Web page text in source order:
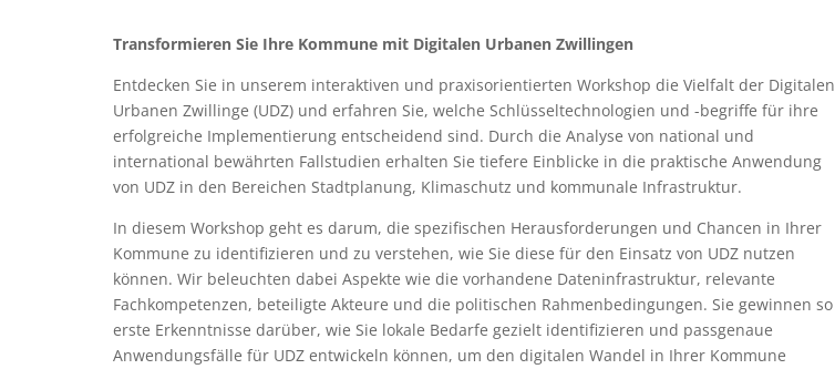
Transformieren Sie Ihre Kommune mit Digitalen Urbanen Zwillingen
Entdecken Sie in unserem interaktiven und praxisorientierten Workshop die Vielfalt der Digitalen
Urbanen Zwillinge (UDZ) und erfahren Sie, welche Schlüsseltechnologien und -begriffe für ihre
erfolgreiche Implementierung entscheidend sind. Durch die Analyse von national und
international bewährten Fallstudien erhalten Sie tiefere Einblicke in die praktische Anwendung
von UDZ in den Bereichen Stadtplanung, Klimaschutz und kommunale Infrastruktur.
In diesem Workshop geht es darum, die spezifischen Herausforderungen und Chancen in Ihrer
Kommune zu identifizieren und zu verstehen, wie Sie diese für den Einsatz von UDZ nutzen
können. Wir beleuchten dabei Aspekte wie die vorhandene Dateninfrastruktur, relevante
Fachkompetenzen, beteiligte Akteure und die politischen Rahmenbedingungen. Sie gewinnen so
erste Erkenntnisse darüber, wie Sie lokale Bedarfe gezielt identifizieren und passgenaue
Anwendungsfälle für UDZ entwickeln können, um den digitalen Wandel in Ihrer Kommune